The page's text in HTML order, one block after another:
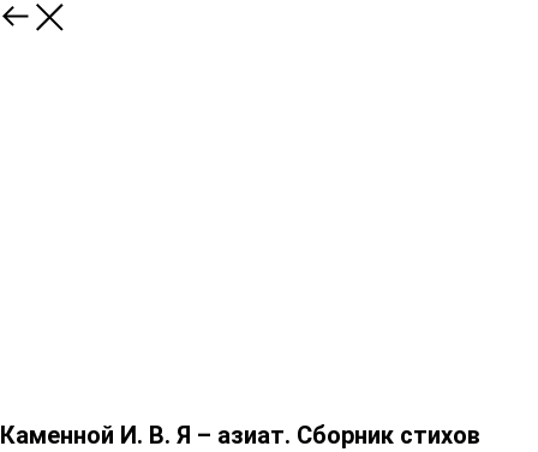
Каменной И. В. Я – азиат. Сборник стихов